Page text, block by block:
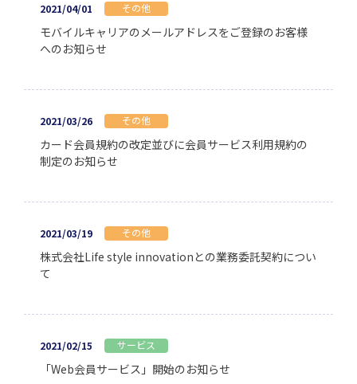
2021/04/01 その他
モバイルキャリアのメールアドレスをご登録のお客様
へのお知らせ
2021/03/26 その他
カード会員規約の改定並びに会員サービス利用規約の
制定のお知らせ
2021/03/19 その他
株式会社Life style innovationとの業務委託契約につい
て
2021/02/15 サービス
「Web会員サービス」開始のお知らせ